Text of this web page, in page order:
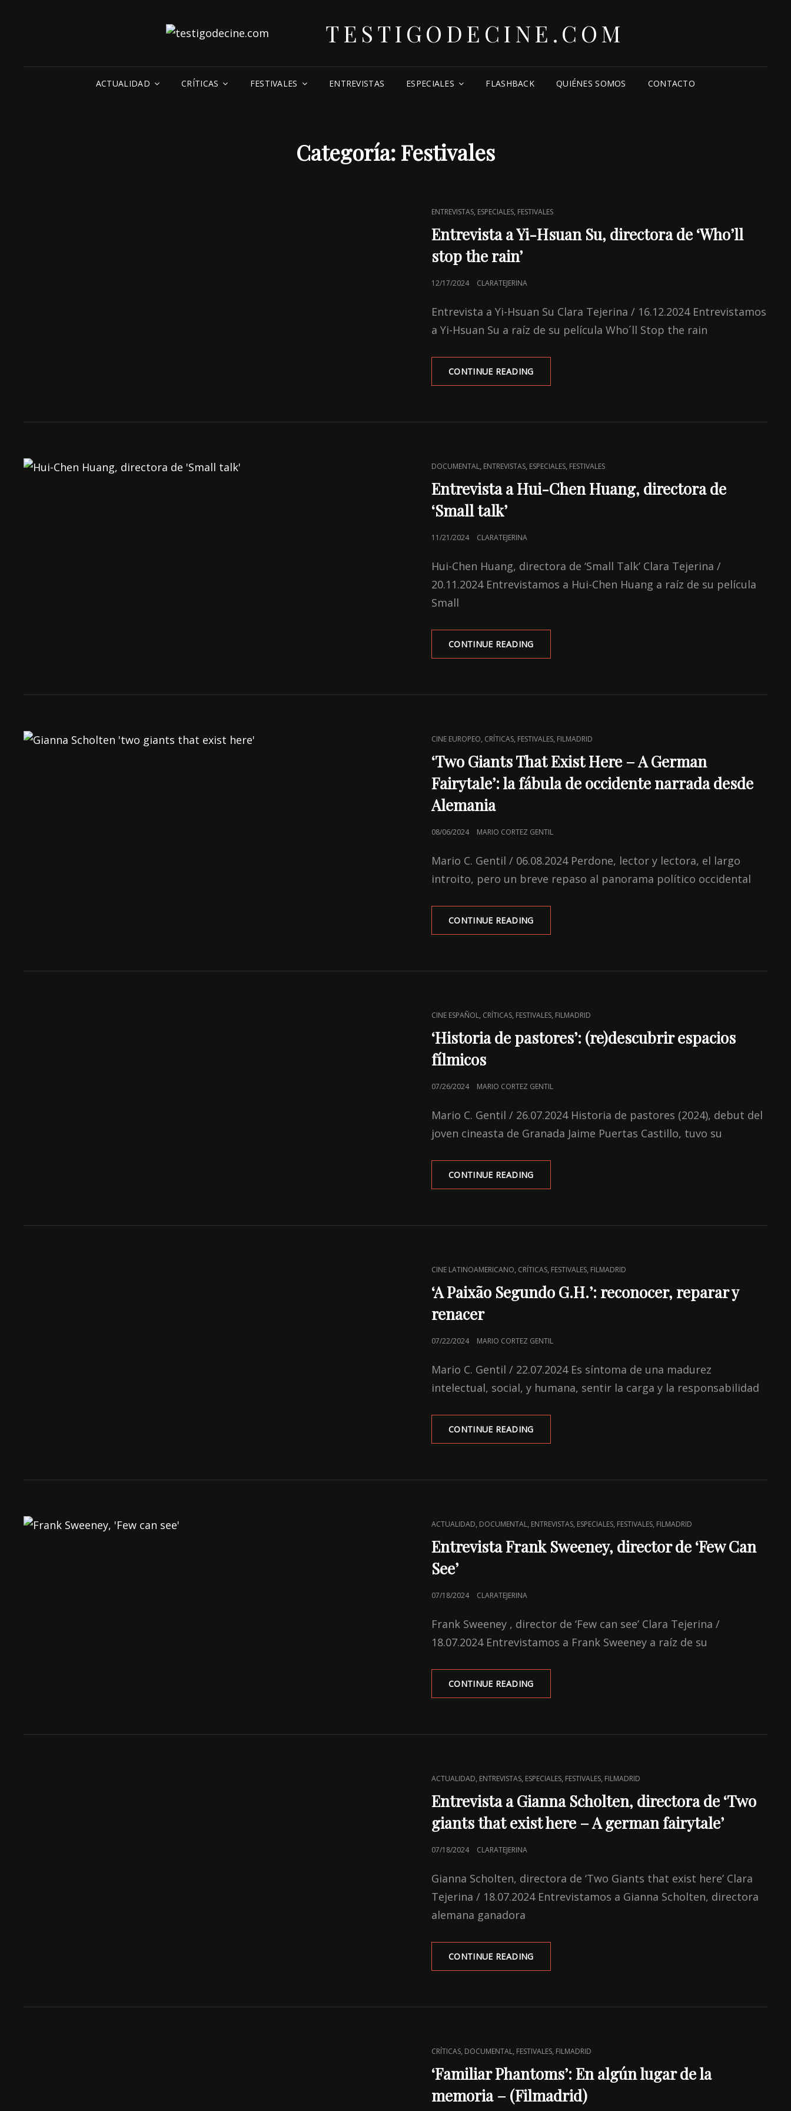
TESTIGODECINE.COM
ACTUALIDAD CRÍTICAS FESTIVALES ENTREVISTAS ESPECIALES FLASHBACK QUIÉNES SOMOS CONTACTO
Categoría: Festivales
CAT
LINKS
ENTREVISTAS, ESPECIALES, FESTIVALES
Entrevista a Yi-Hsuan Su, directora de ‘Who’ll
stop the rain’
POSTED
12/17/2024 CLARATEJERINA
Entrevista a Yi-Hsuan Su Clara Tejerina / 16.12.2024 Entrevistamos
a Yi-Hsuan Su a raíz de su película Who´ll Stop the rain
CONTINUE READINGENTREVISTA
A
SU,
STOP
THE
RAIN’
CAT
LINKS
DOCUMENTAL, ENTREVISTAS, ESPECIALES, FESTIVALES
Entrevista a Hui-Chen Huang, directora de
‘Small talk’
POSTED
11/21/2024 CLARATEJERINA
Hui-Chen Huang, directora de ‘Small Talk’ Clara Tejerina /
20.11.2024 Entrevistamos a Hui-Chen Huang a raíz de su película
Small
CONTINUE READINGENTREVISTA
A
HUANG,
TALK’
CAT
LINKS
CINE EUROPEO, CRÍTICAS, FESTIVALES, FILMADRID
‘Two Giants That Exist Here – A German
Fairytale’: la fábula de occidente narrada desde
Alemania
POSTED
08/06/2024 MARIO CORTEZ GENTIL
Mario C. Gentil / 06.08.2024 Perdone, lector y lectora, el largo
introito, pero un breve repaso al panorama político occidental
CONTINUE READING‘TWO
GIANTS
HERE
FAIRYTALE’:
LA
FÁBULA
DESDE
CAT
LINKS
CINE ESPAÑOL, CRÍTICAS, FESTIVALES, FILMADRID
‘Historia de pastores’: (re)descubrir espacios
fílmicos
POSTED
07/26/2024 MARIO CORTEZ GENTIL
Mario C. Gentil / 26.07.2024 Historia de pastores (2024), debut del
joven cineasta de Granada Jaime Puertas Castillo, tuvo su
CONTINUE READING‘HISTORIA
DE
ESPACIOS
CAT
LINKS
CINE LATINOAMERICANO, CRÍTICAS, FESTIVALES, FILMADRID
‘A Paixão Segundo G.H.’: reconocer, reparar y
renacer
POSTED
07/22/2024 MARIO CORTEZ GENTIL
Mario C. Gentil / 22.07.2024 Es síntoma de una madurez
intelectual, social, y humana, sentir la carga y la responsabilidad
CONTINUE READING‘A
PAIXÃO
RECONOCER,
CAT
LINKS
ACTUALIDAD, DOCUMENTAL, ENTREVISTAS, ESPECIALES, FESTIVALES, FILMADRID
Entrevista Frank Sweeney, director de ‘Few Can
See’
POSTED
07/18/2024 CLARATEJERINA
Frank Sweeney , director de ‘Few can see’ Clara Tejerina /
18.07.2024 Entrevistamos a Frank Sweeney a raíz de su
CONTINUE READINGENTREVISTA
FRANK
DE
CAT
LINKS
ACTUALIDAD, ENTREVISTAS, ESPECIALES, FESTIVALES, FILMADRID
Entrevista a Gianna Scholten, directora de ‘Two
giants that exist here – A german fairytale’
POSTED
07/18/2024 CLARATEJERINA
Gianna Scholten, directora de ‘Two Giants that exist here’ Clara
Tejerina / 18.07.2024 Entrevistamos a Gianna Scholten, directora
alemana ganadora
CONTINUE READINGENTREVISTA
A
DIRECTORA
THAT
EXIST
HERE
–
A
CAT
LINKS
CRÍTICAS, DOCUMENTAL, FESTIVALES, FILMADRID
‘Familiar Phantoms’: En algún lugar de la
memoria – (Filmadrid)